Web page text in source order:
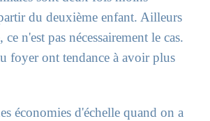
du deuxième enfant. Ailleurs
n'est pas nécessairement le cas.
foyer ont tendance à avoir plus
économies d'échelle quand on a